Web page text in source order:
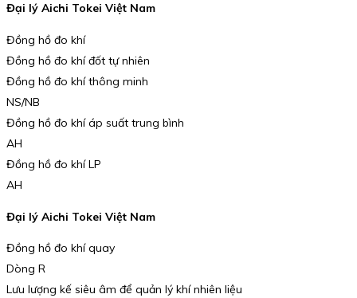
Đại lý Aichi Tokei Việt Nam
Đồng hồ đo khí
Đồng hồ đo khí đốt tự nhiên
Đồng hồ đo khí thông minh
NS/NB
Đồng hồ đo khí áp suất trung bình
AH
Đồng hồ đo khí LP
AH
Đại lý Aichi Tokei Việt Nam
Đồng hồ đo khí quay
Dòng R
Lưu lượng kế siêu âm để quản lý khí nhiên liệu